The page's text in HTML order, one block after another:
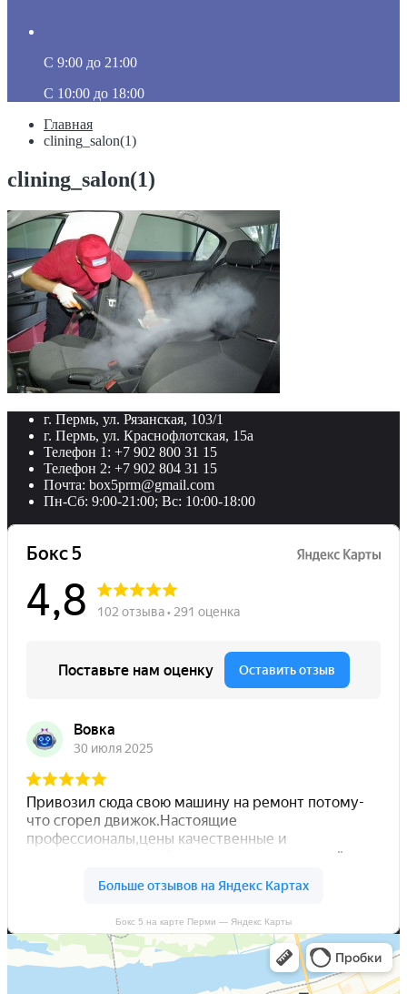
C 9:00 до 21:00
C 10:00 до 18:00
Главная
clining_salon(1)
clining_salon(1)
г. Пермь, ул. Рязанская, 103/1
г. Пермь, ул. Краснофлотская, 15а
Телефон 1: +7 902 800 31 15
Телефон 2: +7 902 804 31 15
Почта: box5prm@gmail.com
Пн-Сб: 9:00-21:00; Вс: 10:00-18:00
Бокс 5 на карте Перми — Яндекс Карты